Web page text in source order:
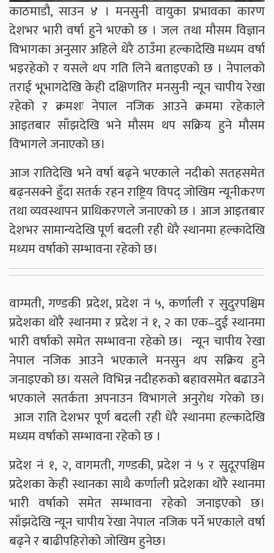
काठमाडौ, साउन ४ । मनसुनी वायुका प्रभावका कारण
देशभर भारी वर्षा हुने भएको छ । जल तथा मौसम विज्ञान
विभागका अनुसार अहिले धेरै ठाउँमा हल्कादेखि मध्यम वर्षा
भइरहेको र यसले थप गति लिने बताइएको छ । नेपालको
तराई भूभागदेखि केही दक्षिणतिर मनसुनी न्यून चापीय रेखा
रहेको र क्रमशः नेपाल नजिक आउने क्रममा रहेकाले
आइतबार साँझदेखि भने मौसम थप सक्रिय हुने मौसम
विभागले जनाएको छ।
आज रातिदेखि भने वर्षा बढ्ने भएकाले नदीको सतहसमेत
बढ्नसक्ने हुँदा सतर्क रहन राष्ट्रिय विपद् जोखिम न्यूनीकरण
तथा व्यवस्थापन प्राधिकरणले जनाएको छ । आज आइतबार
देशभर सामान्यदेखि पूर्ण बदली रही धेरै स्थानमा हल्कादेखि
मध्यम वर्षाको सम्भावना रहेको छ।
वाग्मती, गण्डकी प्रदेश, प्रदेश नं ५, कर्णाली र सुदुरपश्चिम
प्रदेशका थोरै स्थानमा र प्रदेश नं १, २ का एक–दुई स्थानमा
भारी वर्षाको समेत सम्भावना रहेको छ। न्यून चापीय रेखा
नेपाल नजिक आउने भएकाले मनसुन थप सक्रिय हुने
जनाइएको छ। यसले विभिन्न नदीहरुको बहावसमेत बढाउने
भएकाले सतर्कता अपनाउन विभागले अनुरोध गरेको छ।
आज राति देशभर पूर्ण बदली रही धेरै स्थानमा हल्कादेखि
मध्यम वर्षाको सम्भावना रहेको छ ।
प्रदेश नं १, २, वागमती, गण्डकी, प्रदेश नं ५ र सुदूरपश्चिम
प्रदेशका केही स्थानका साथै कर्णाली प्रदेशका थोरै स्थानमा
भारी वर्षाको समेत सम्भावना रहेको जनाइएको छ।
साँझदेखि न्यून चापीय रेखा नेपाल नजिक पर्ने भएकाले वर्षा
बढ्ने र बाढीपहिरोको जोखिम हुनेछ।